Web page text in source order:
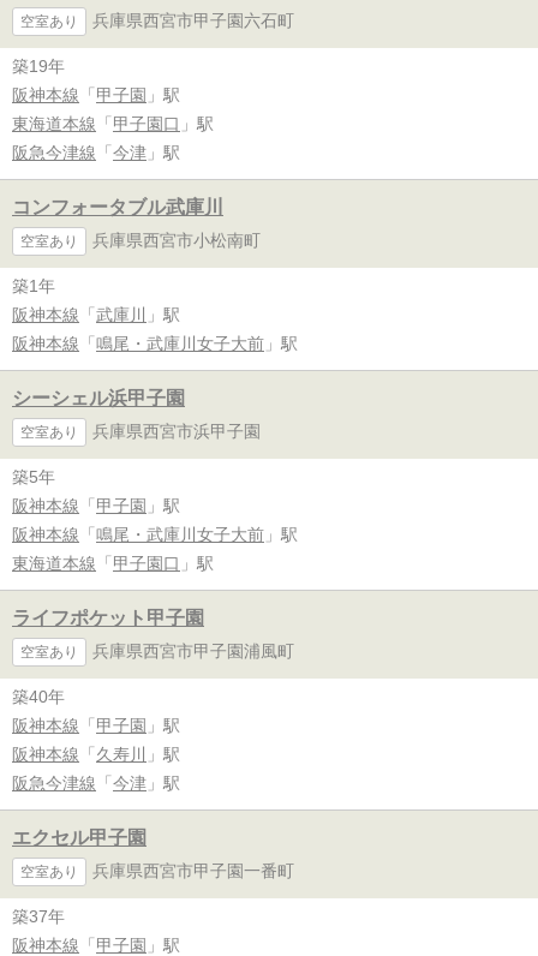
空室あり 兵庫県西宮市甲子園六石町
築19年
阪神本線 「 甲子園 」駅
東海道本線 「 甲子園口 」駅
阪急今津線 「 今津 」駅
コンフォータブル武庫川
空室あり 兵庫県西宮市小松南町
築1年
阪神本線 「 武庫川
」駅
阪神本線 「 鳴尾・武庫川女子大前 」駅
シーシェル浜甲子園
空室あり 兵庫県西宮市浜甲子園
築5年
阪神本線 「 甲子園 」駅
阪神本線 「 鳴尾・武庫川女子大前 」駅
東海道本線 「 甲子園口 」駅
ライフポケット甲子園
空室あり 兵庫県西宮市甲子園浦風町
築40年
阪神本線 「 甲子園 」駅
阪神本線 「 久寿川
」駅
阪急今津線 「 今津 」駅
エクセル甲子園
空室あり 兵庫県西宮市甲子園一番町
築37年
阪神本線 「 甲子園 」駅